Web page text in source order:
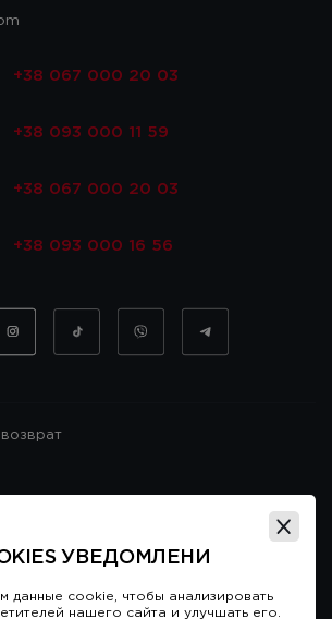
+38 067 000 20 03
+38 093 000 11 59
+38 067 000 20 03
+38 093 000 16 56
оферты УВЕДОМЛЕНИ
данные cookie, чтобы анализировать
нашего сайта и улучшать его.